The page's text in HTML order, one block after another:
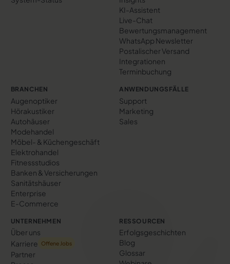
KI-Assistent
Live-Chat
Bewertungs­management
WhatsApp Newsletter
Postalischer Versand
Integrationen
Terminbuchung
BRANCHEN
Augenoptiker
Hörakustiker
Autohäuser
Modehandel
Möbel- & Küchengeschäft
Elektrohandel
Fitnessstudios
Banken & Versicherungen
Sanitätshäuser
Enterprise
E-Commerce
ANWENDUNGSFÄLLE
Support
Marketing
Sales
UNTERNEHMEN
Über uns
Karriere
Offene Jobs
Partner
RESSOURCEN
Erfolgs­geschichten
Blog
Glossar